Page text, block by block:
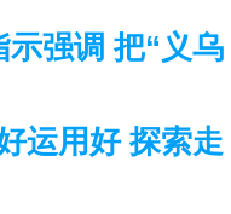
强调 把“义乌
运用好 探索走